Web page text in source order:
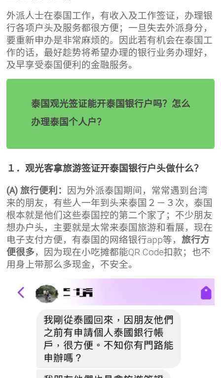
外派人士在泰国工作，有收入及工作签证，办理银
行各项户头及服务都很方便；一旦失去外派身分，
要重新申办是非常麻烦的。因此若有机会在泰国工
作的话，最好趁势将希望办理的银行业务办理好，
及早享受泰国便利的金融服务。
泰国观光签证能开泰国银行户吗？怎么
办理泰国个人户？
１．观光客拿旅游签证开泰国银行户头做什么？
(A) 旅行便利： 因为外派泰国期间，常常遇到台湾
来的朋友，有些人一年到头来泰国２－３次，泰国
根本就是他们这些泰国控的第二个家了；不少朋友
想办户头，主要就是太常来泰国旅游和看展，现在
电子支付方便，有泰国的网络银行app等，旅行方
便很多，因为现在小吃摊都能QR Code扣款；也不
用身上带那么多现金，不安全。